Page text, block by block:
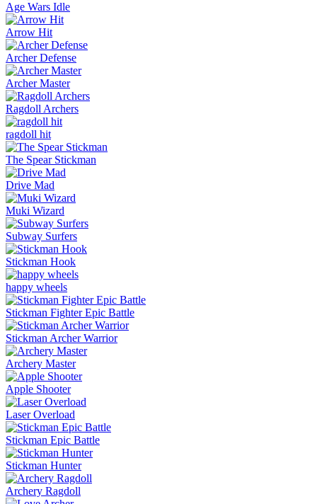
Age Wars Idle
Arrow Hit
Archer Defense
Archer Master
Ragdoll Archers
ragdoll hit
The Spear Stickman
Drive Mad
Muki Wizard
Subway Surfers
Stickman Hook
happy wheels
Stickman Fighter Epic Battle
Stickman Archer Warrior
Archery Master
Apple Shooter
Laser Overload
Stickman Epic Battle
Stickman Hunter
Archery Ragdoll